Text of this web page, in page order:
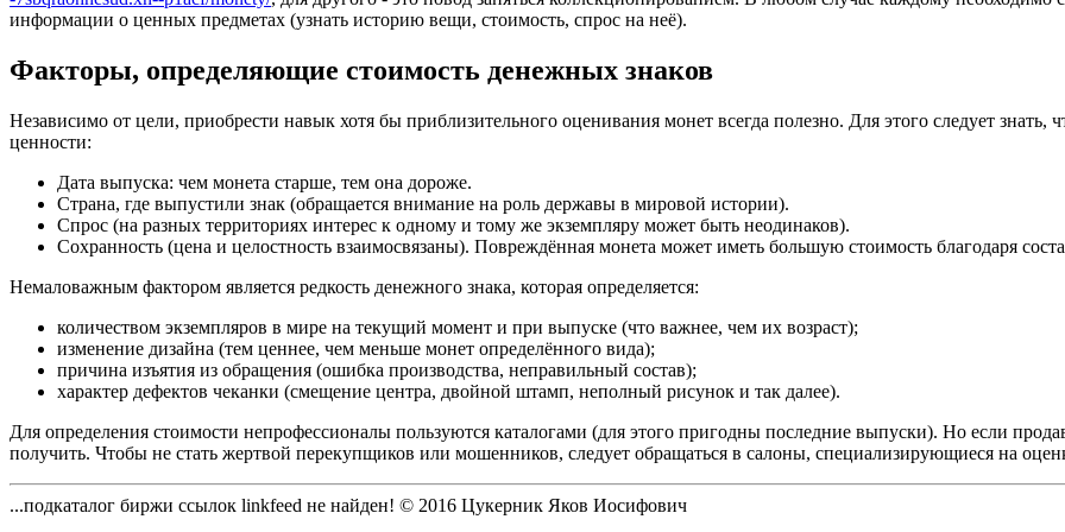
информации о ценных предметах (узнать историю вещи, стоимость, спрос на неё).
Факторы, определяющие стоимость денежных знаков
Независимо от цели, приобрести навык хотя бы приблизительного оценивания монет всегда полезно. Для этого следует знать,
ценности:
Дата выпуска: чем монета старше, тем она дороже.
Страна, где выпустили знак (обращается внимание на роль державы в мировой истории).
Спрос (на разных территориях интерес к одному и тому же экземпляру может быть неодинаков).
Сохранность (цена и целостность взаимосвязаны). Повреждённая монета может иметь большую стоимость благодаря
Немаловажным фактором является редкость денежного знака, которая определяется:
количеством экземпляров в мире на текущий момент и при выпуске (что важнее, чем их возраст);
изменение дизайна (тем ценнее, чем меньше монет определённого вида);
причина изъятия из обращения (ошибка производства, неправильный состав);
характер дефектов чеканки (смещение центра, двойной штамп, неполный рисунок и так далее).
Для определения стоимости непрофессионалы пользуются каталогами (для этого пригодны последние выпуски). Но если
получить. Чтобы не стать жертвой перекупщиков или мошенников, следует обращаться в салоны, специализирующиеся на
...подкаталог биржи ссылок linkfeed не найден! © 2016 Цукерник Яков Иосифович